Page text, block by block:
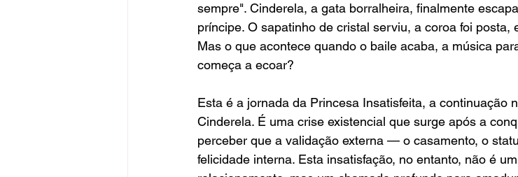
sempre". Cinderela, a gata borralheira, finalmente
príncipe. O sapatinho de cristal serviu, a coroa foi posta,
Mas o que acontece quando o baile acaba, a música
começa a ecoar?
Esta é a jornada da Princesa Insatisfeita, a continuação
Cinderela. É uma crise existencial que surge após a
perceber que a validação externa — o casamento, o
felicidade interna. Esta insatisfação, no entanto, não é